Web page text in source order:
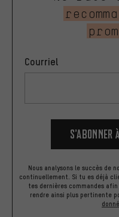
Courriel
Nous analysons le succès de
continuellement. Si tu es déjà
tes dernières commandes
rendre ainsi plus pertinente